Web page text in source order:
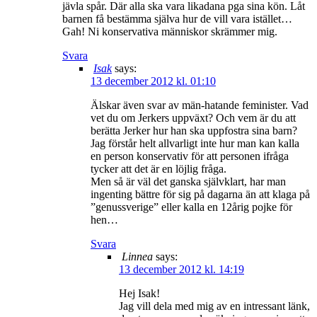
jävla spår. Där alla ska vara likadana pga sina kön. Låt
barnen få bestämma själva hur de vill vara istället…
Gah! Ni konservativa människor skrämmer mig.
Svara
Isak says:
13 december 2012 kl. 01:10
Älskar även svar av män-hatande feminister. Vad
vet du om Jerkers uppväxt? Och vem är du att
berätta Jerker hur han ska uppfostra sina barn?
Jag förstår helt allvarligt inte hur man kan kalla
en person konservativ för att personen ifråga
tycker att det är en löjlig fråga.
Men så är väl det ganska självklart, har man
ingenting bättre för sig på dagarna än att klaga på
”genussverige” eller kalla en 12årig pojke för
hen…
Svara
Linnea says:
13 december 2012 kl. 14:19
Hej Isak!
Jag vill dela med mig av en intressant länk,